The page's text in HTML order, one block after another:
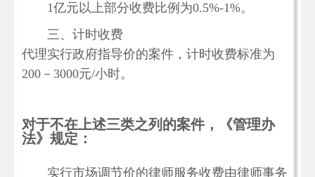
1亿元以上部分收费比例为0.5%-1%。
三、计时收费
代理实行政府指导价的案件，计时收费标准为
200－3000元/小时。
对于不在上述三类之列的案件，《管理办
法》规定：
实行市场调节价的律师服务收费由律师事务